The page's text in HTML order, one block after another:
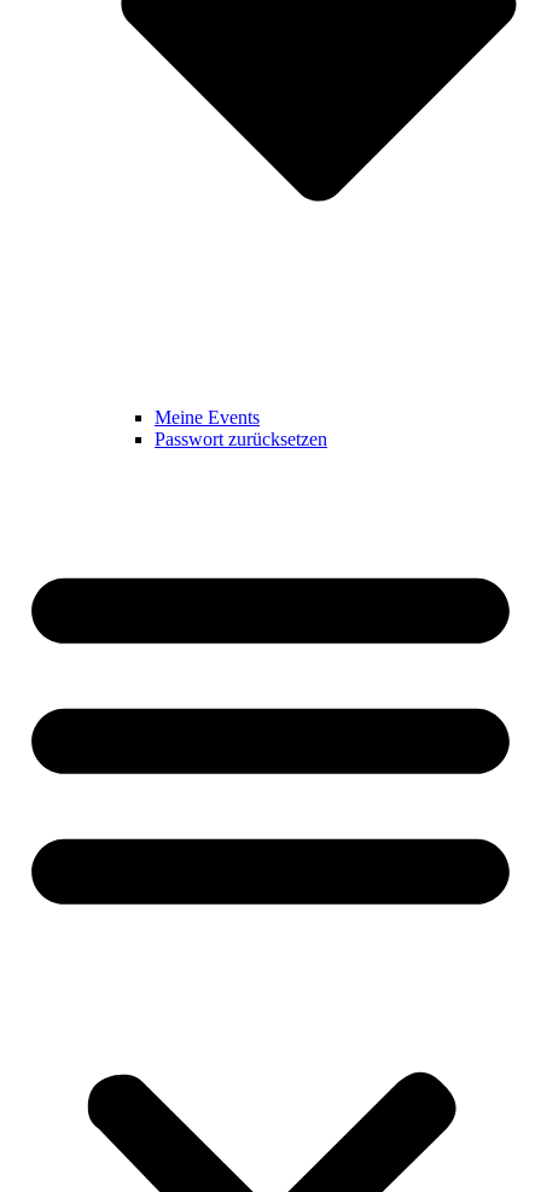
Meine Events
Passwort zurücksetzen